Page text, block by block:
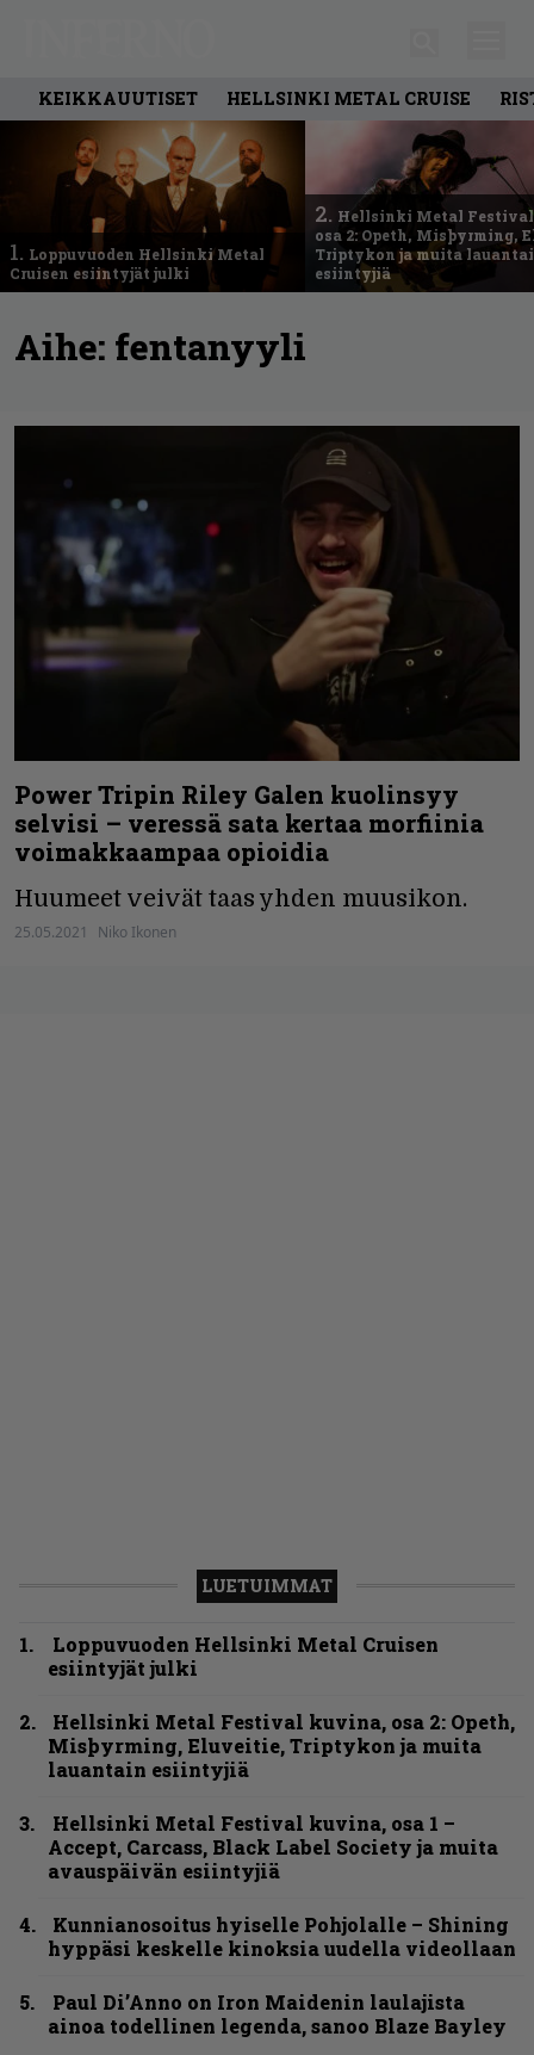
KEIKKAUUTISET HELLSINKI METAL CRUISE
1. Loppuvuoden Hellsinki Metal
Cruisen esiintyjät julki
2. Hellsinki Metal
osa 2: Opeth, Misþyrming,
Triptykon ja muita
esiintyjiä
Aihe: fentanyyli
Power Tripin Riley Galen kuolinsyy
selvisi – veressä sata kertaa morfiinia
voimakkaampaa opioidia
Huumeet veivät taas yhden muusikon.
25.05.2021 Niko Ikonen
LUETUIMMAT
Loppuvuoden Hellsinki Metal Cruisen
esiintyjät julki
Hellsinki Metal Festival kuvina, osa 2: Opeth,
Misþyrming, Eluveitie, Triptykon ja muita
lauantain esiintyjiä
Hellsinki Metal Festival kuvina, osa 1 –
Accept, Carcass, Black Label Society ja muita
avauspäivän esiintyjiä
Kunnianosoitus hyiselle Pohjolalle – Shining
hyppäsi keskelle kinoksia uudella videollaan
Paul Di’Anno on Iron Maidenin laulajista
ainoa todellinen legenda, sanoo Blaze Bayley